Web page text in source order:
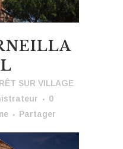
SUR VILLAGE
0
Partager